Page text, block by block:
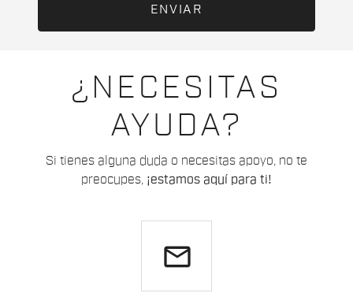
¿NECESITAS
AYUDA?
Si tienes alguna duda o necesitas apoyo, no te
preocupes, ¡estamos aquí para ti!
email